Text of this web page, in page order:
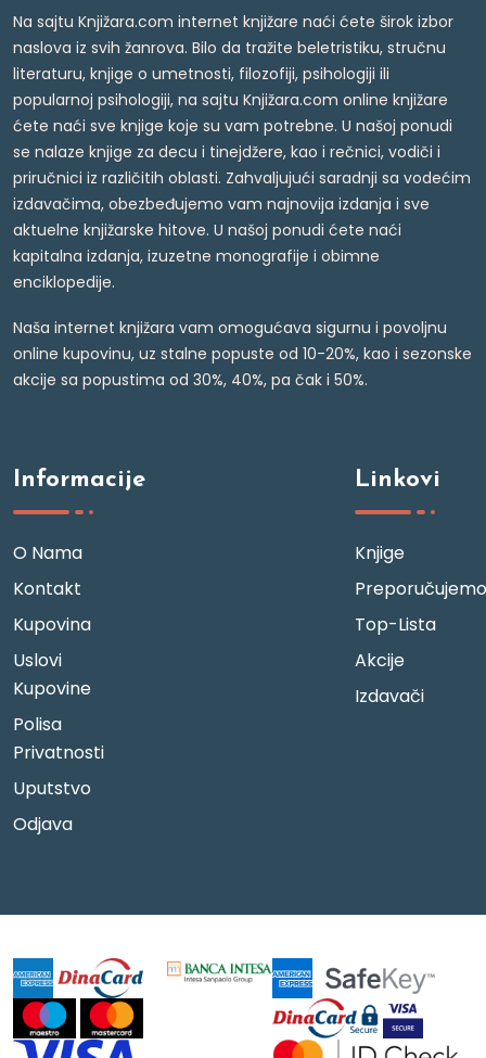
Na sajtu Knjižara.com internet knjižare naći ćete širok izbor
naslova iz svih žanrova. Bilo da tražite beletristiku, stručnu
literaturu, knjige o umetnosti, filozofiji, psihologiji ili
popularnoj psihologiji, na sajtu Knjižara.com online knjižare
ćete naći sve knjige koje su vam potrebne. U našoj ponudi
se nalaze knjige za decu i tinejdžere, kao i rečnici, vodiči i
priručnici iz različitih oblasti. Zahvaljujući saradnji sa vodećim
izdavačima, obezbeđujemo vam najnovija izdanja i sve
aktuelne knjižarske hitove. U našoj ponudi ćete naći
kapitalna izdanja, izuzetne monografije i obimne
enciklopedije.
Naša internet knjižara vam omogućava sigurnu i povoljnu
online kupovinu, uz stalne popuste od 10-20%, kao i sezonske
akcije sa popustima od 30%, 40%, pa čak i 50%.
Informacije
O Nama
Kontakt
Kupovina
Uslovi
Kupovine
Polisa
Privatnosti
Uputstvo
Odjava
Linkovi
Knjige
Preporučujemo
Top-Lista
Akcije
Izdavači